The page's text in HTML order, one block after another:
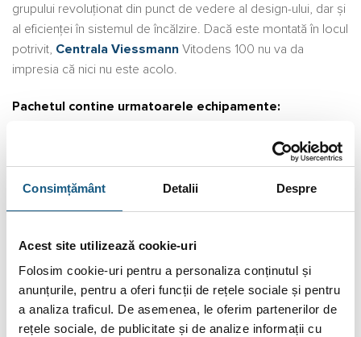
Consimțământ Detalii Despre
Acest site utilizează cookie-uri
Folosim cookie-uri pentru a personaliza conținutul și
anunțurile, pentru a oferi funcții de rețele sociale și pentru
a analiza traficul. De asemenea, le oferim partenerilor de
rețele sociale, de publicitate și de analize informații cu
grupului revoluționat din punct de vedere al design-ului, dar și
al eficienței în sistemul de încălzire. Dacă este montată în locul
potrivit, Centrala Viessmann Vitodens 100 nu va da
impresia că nici nu este acolo.
Pachetul contine urmatoarele echipamente:
condensatie
Sistem evacuare gaze arse- admisie aer 60/100
Solar AF 200/2
Senzor deboiler pentru centrale Viessmann Vitodens
Vas de expasiune sanitar Reflex Refix DE 18 L, 10
bari